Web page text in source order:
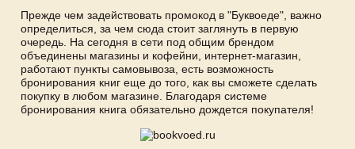
Прежде чем задействовать промокод в "Буквоеде", важно
определиться, за чем сюда стоит заглянуть в первую
очередь. На сегодня в сети под общим брендом
объединены магазины и кофейни, интернет-магазин,
работают пункты самовывоза, есть возможность
бронирования книг еще до того, как вы сможете сделать
покупку в любом магазине. Благодаря системе
бронирования книга обязательно дождется покупателя!